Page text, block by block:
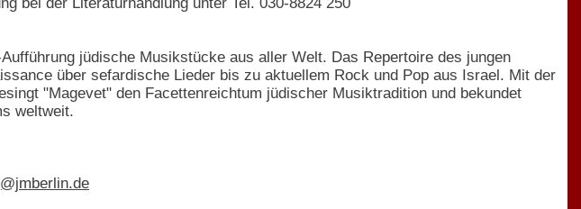
jüdische Musikstücke aus aller Welt. Das Repertoire des jungen
über sefardische Lieder bis zu aktuellem Rock und Pop aus Israel. Mit der
"Magevet" den Facettenreichtum jüdischer Musiktradition und bekundet
weltweit.